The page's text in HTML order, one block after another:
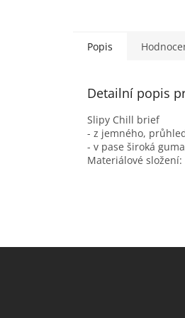
Popis
Detailní popis
Slipy Chill brief
- z jemného,
- v pase široká
Materiálové
Z